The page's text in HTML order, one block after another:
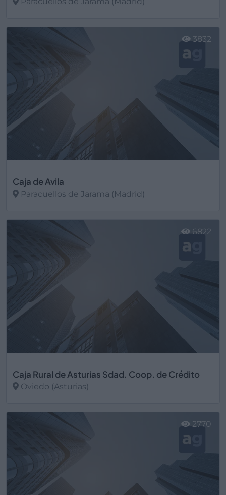
Caja de Avila
Paracuellos de Jarama (Madrid)
3832
Caja Rural de Asturias Sdad. Coop. de Crédito
Oviedo (Asturias)
6822
2770